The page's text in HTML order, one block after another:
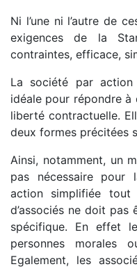
Ni l’une ni l’autre de
exigences de la
contraintes, efficace,
La société par
idéale pour répondre
liberté contractuelle.
deux formes précitées
Ainsi, notamment, un
pas nécessaire pour
action simplifiée tout
d’associés ne doit pas
spécifique. En effet
personnes morales
Egalement, les